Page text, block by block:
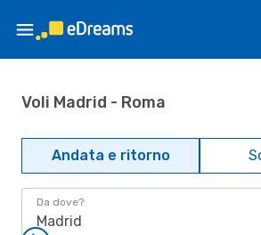
Voli Madrid - Roma
Andata e ritorno
Da dove?
Madrid